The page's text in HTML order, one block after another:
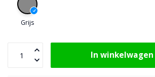
Grijs
In winkelwagen